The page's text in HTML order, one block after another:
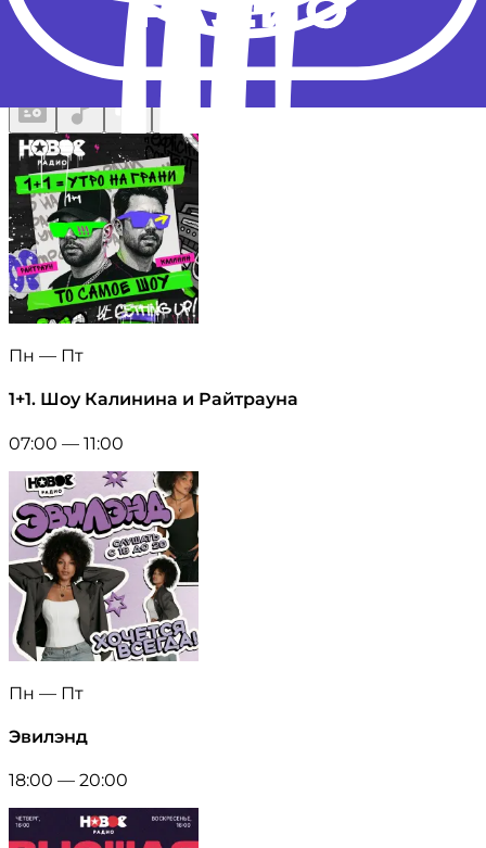
Пн — Пт
1+1. Шоу Калинина и Райтрауна
07:00 — 11:00
Пн — Пт
Эвилэнд
18:00 — 20:00